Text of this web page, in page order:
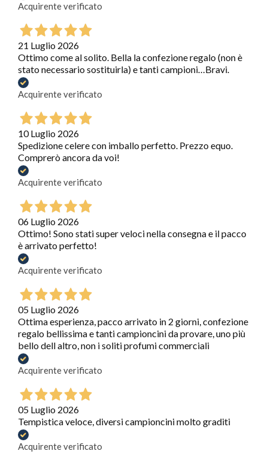
Acquirente verificato
21 Luglio 2026
Ottimo come al solito. Bella la confezione regalo (non è
stato necessario sostituirla) e tanti campioni…Bravi.
Acquirente verificato
10 Luglio 2026
Spedizione celere con imballo perfetto. Prezzo equo.
Comprerò ancora da voi!
Acquirente verificato
06 Luglio 2026
Ottimo! Sono stati super veloci nella consegna e il pacco
è arrivato perfetto!
Acquirente verificato
05 Luglio 2026
Ottima esperienza, pacco arrivato in 2 giorni, confezione
regalo bellissima e tanti campioncini da provare, uno più
bello dell altro, non i soliti profumi commerciali
Acquirente verificato
05 Luglio 2026
Tempistica veloce, diversi campioncini molto graditi
Acquirente verificato